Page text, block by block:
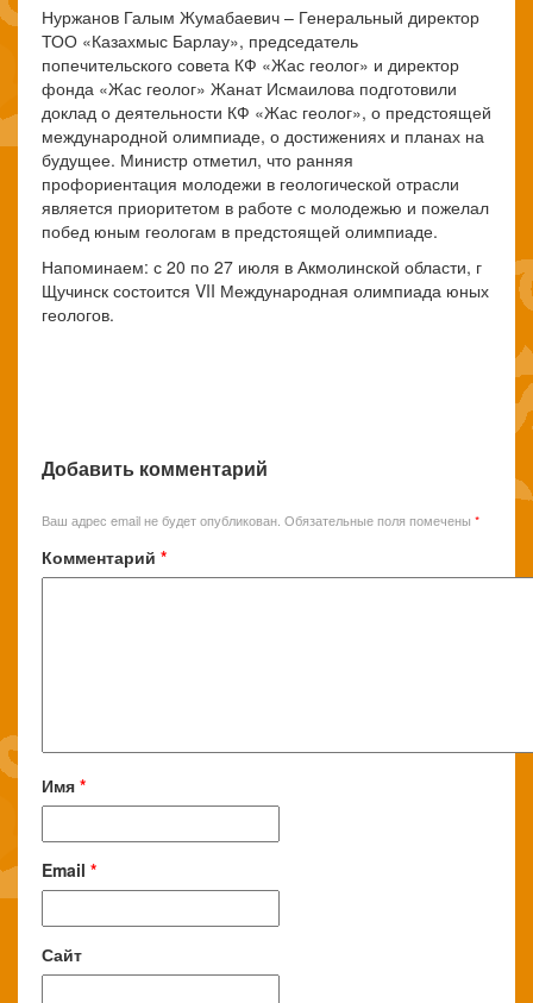
Нуржанов Галым Жумабаевич – Генеральный директор
ТОО «Казахмыс Барлау», председатель
попечительского совета КФ «Жас геолог» и директор
фонда «Жас геолог» Жанат Исмаилова подготовили
доклад о деятельности КФ «Жас геолог», о предстоящей
международной олимпиаде, о достижениях и планах на
будущее. Министр отметил, что ранняя
профориентация молодежи в геологической отрасли
является приоритетом в работе с молодежью и пожелал
побед юным геологам в предстоящей олимпиаде.
Напоминаем: с 20 по 27 июля в Акмолинской области, г
Щучинск состоится VII Международная олимпиада юных
геологов.
Добавить комментарий
Ваш адрес email не будет опубликован. Обязательные поля помечены *
Комментарий *
Имя *
Email *
Сайт